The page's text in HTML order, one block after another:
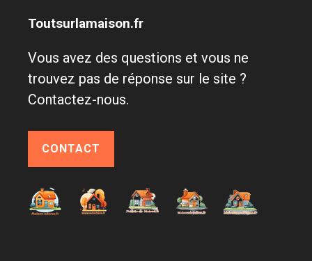
Toutsurlamaison.fr
Vous avez des questions et vous ne
trouvez pas de réponse sur le site ?
Contactez-nous.
CONTACT